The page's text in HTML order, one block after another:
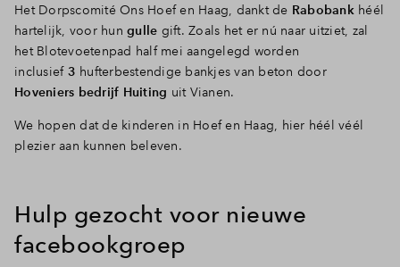
Het Dorpscomité Ons Hoef en Haag, dankt de Rabobankhéél
hartelijk, voor hun gulle gift. Zoals het er nú naar uitziet, zal
het Blotevoetenpad half mei aangelegd worden
inclusief 3 hufterbestendige bankjes van beton door
Hoveniers bedrijf Huiting uit Vianen.
We hopen dat de kinderen in Hoef en Haag, hier héél véél
plezier aan kunnen beleven.
Hulp gezocht voor nieuwe
facebookgroep